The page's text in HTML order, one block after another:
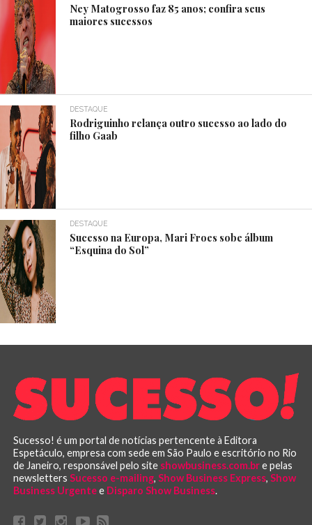
Ney Matogrosso faz 85 anos; confira seus
maiores sucessos
DESTAQUE
Rodriguinho relança outro sucesso ao lado do
filho Gaab
DESTAQUE
Sucesso na Europa, Mari Froes sobe álbum
“Esquina do Sol”
Sucesso! é um portal de notícias pertencente à Editora
Espetáculo, empresa com sede em São Paulo e escritório no Rio
de Janeiro, responsável pelo site showbusiness.com.bre pelas
newsletters Sucesso e-mailing, Show Business Express, Show
Business Urgentee Disparo Show Business.